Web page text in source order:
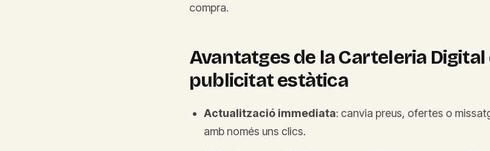
compra.
Avantatges de la Carteleria
publicitat estàtica
Actualització immediata: canvia preus, ofertes o
amb només uns clics.